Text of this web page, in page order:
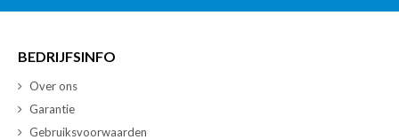
BEDRIJFSINFO
Over ons
Garantie
Gebruiksvoorwaarden